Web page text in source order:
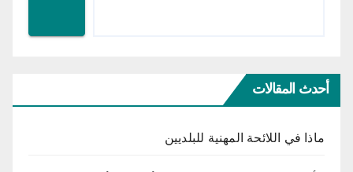
أحدث المقالات
ماذا في اللائحة المهنية للبلديين